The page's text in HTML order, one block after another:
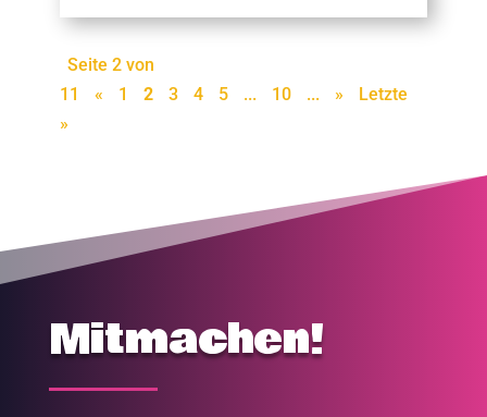
Seite 2 von
11
« 1 2 3 4 5 ... 10 ... »
Letzte
»
Mitmachen!